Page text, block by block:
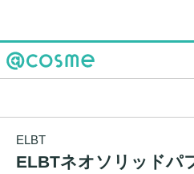
ELBT
ELBTネオソリッドパ